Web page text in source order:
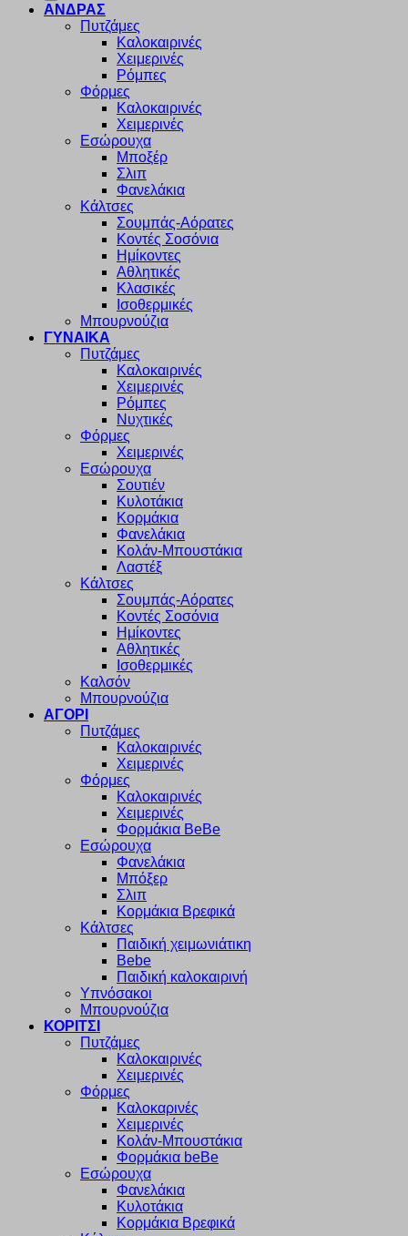
ΑΝΔΡΑΣ
Πυτζάμες
Καλοκαιρινές
Χειμερινές
Ρόμπες
Φόρμες
Καλοκαιρινές
Χειμερινές
Εσώρουχα
Μποξέρ
Σλιπ
Φανελάκια
Κάλτσες
Σουμπάς-Αόρατες
Κοντές Σοσόνια
Ημίκοντες
Αθλητικές
Κλασικές
Ισοθερμικές
Μπουρνούζια
ΓΥΝΑΙΚΑ
Πυτζάμες
Καλοκαιρινές
Χειμερινές
Ρόμπες
Νυχτικές
Φόρμες
Χειμερινές
Εσώρουχα
Σουτιέν
Κυλοτάκια
Κορμάκια
Φανελάκια
Κολάν-Μπουστάκια
Λαστέξ
Κάλτσες
Σουμπάς-Αόρατες
Κοντές Σοσόνια
Ημίκοντες
Αθλητικές
Ισοθερμικές
Καλσόν
Μπουρνούζια
ΑΓΟΡΙ
Πυτζάμες
Καλοκαιρινές
Χειμερινές
Φόρμες
Καλοκαιρινές
Χειμερινές
Φορμάκια BeBe
Εσώρουχα
Φανελάκια
Μπόξερ
Σλιπ
Κορμάκια Βρεφικά
Κάλτσες
Παιδική χειμωνιάτικη
Bebe
Παιδική καλοκαιρινή
Υπνόσακοι
Μπουρνούζια
ΚΟΡΙΤΣΙ
Πυτζάμες
Καλοκαιρινές
Χειμερινές
Φόρμες
Καλοκαρινές
Χειμερινές
Κολάν-Μπουστάκια
Φορμάκια beBe
Εσώρουχα
Φανελάκια
Κυλοτάκια
Κορμάκια Βρεφικά